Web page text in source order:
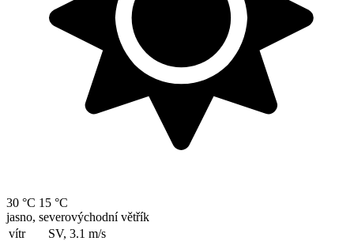
30 °C 15 °C
jasno, severovýchodní větřík
vítr
SV, 3.1 m/s